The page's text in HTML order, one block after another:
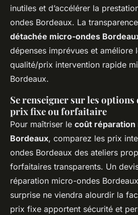
inutiles et d’accélérer la
ondes Bordeaux. La
détachée micro-ondes
dépenses imprévues et améliore
qualité/prix intervention rapide
Bordeaux.
Se renseigner sur les
prix fixe ou forfaitaire
Pour maîtriser le coût
Bordeaux, comparez les prix
ondes Bordeaux des ateliers
forfaitaires transparents. Un
réparation micro-ondes
surprise ne viendra alourdir la
prix fixe apportent sécurité et